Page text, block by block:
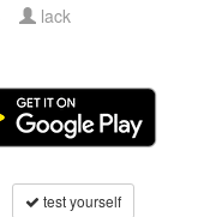
lack
test yourself